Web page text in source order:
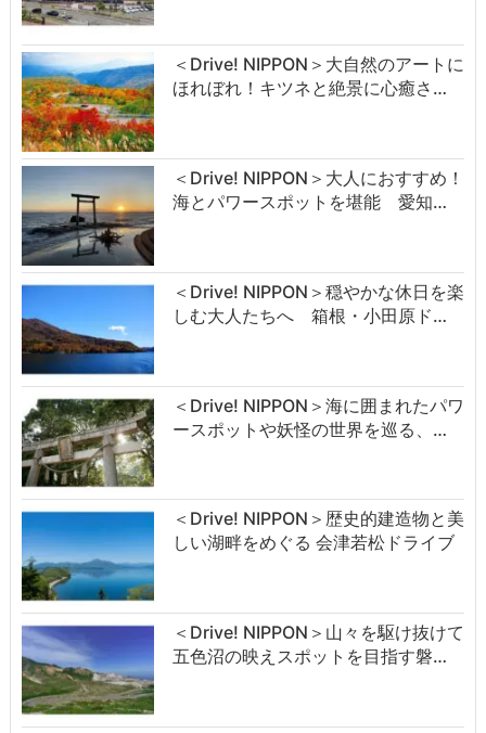
＜Drive! NIPPON＞大自然のアートに
ほれぼれ！キツネと絶景に心癒さ…
＜Drive! NIPPON＞大人におすすめ！
海とパワースポットを堪能 愛知…
＜Drive! NIPPON＞穏やかな休日を楽
しむ大人たちへ 箱根・小田原ド…
＜Drive! NIPPON＞海に囲まれたパワ
ースポットや妖怪の世界を巡る、…
＜Drive! NIPPON＞歴史的建造物と美
しい湖畔をめぐる 会津若松ドライブ
＜Drive! NIPPON＞山々を駆け抜けて
五色沼の映えスポットを目指す磐…